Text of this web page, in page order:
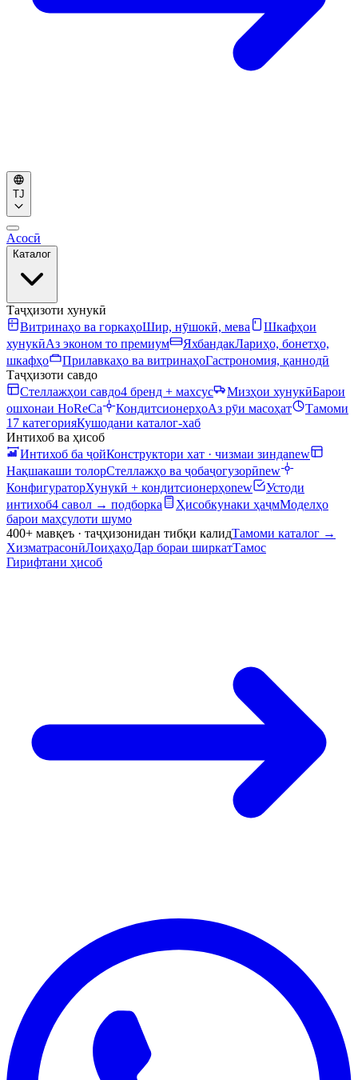
TJ
Асосӣ
Каталог
Таҷҳизоти хунукӣ
Витринаҳо ва горкаҳоШир, нӯшокӣ, мева
Шкафҳои
хунукӣАз эконом то премиум ЯхбандакЛариҳо, бонетҳо,
шкафҳо
Прилавкаҳо ва витринаҳоГастрономия, қаннодӣ
Таҷҳизоти савдо
Стеллажҳои савдо4 бренд + махсус Мизҳои хунукӣБарои
ошхонаи HoReCa
КондитсионерҳоАз рӯи масоҳат
Тамоми
17 категорияКушодани каталог-хаб
Интихоб ва ҳисоб
Интихоб ба ҷойКонструктори хат · чизмаи зиндаnew
Нақшакаши толорСтеллажҳо ва ҷобаҷогузорӣnew
КонфигураторХунукӣ + кондитсионерҳоnew
Устоди
интихоб4 савол → подборка Ҳисобкунаки ҳаҷмМоделҳо
барои маҳсулоти шумо
400+ мавқеъ · таҷҳизонидан тибқи калидТамоми каталог →
ХизматрасонӣЛоиҳаҳоДар бораи ширкатТамос
Гирифтани ҳисоб